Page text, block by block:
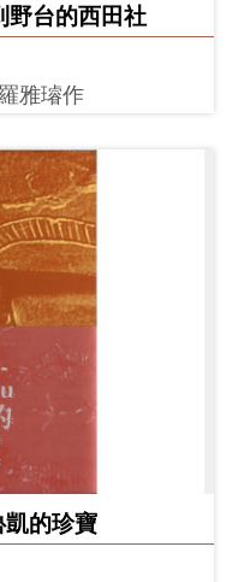
野台的西田社
雅璿作
的珍寶